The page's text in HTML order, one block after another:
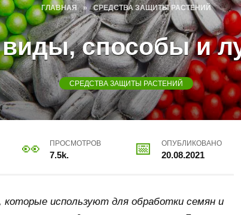
ГЛАВНАЯ » СРЕДСТВА ЗАЩИТЫ РАСТЕНИЙ
виды, способы и
СРЕДСТВА ЗАЩИТЫ РАСТЕНИЙ
ПРОСМОТРОВ
7.5k.
ОПУБЛИКОВАНО
20.08.2021
используют для обработки семян и